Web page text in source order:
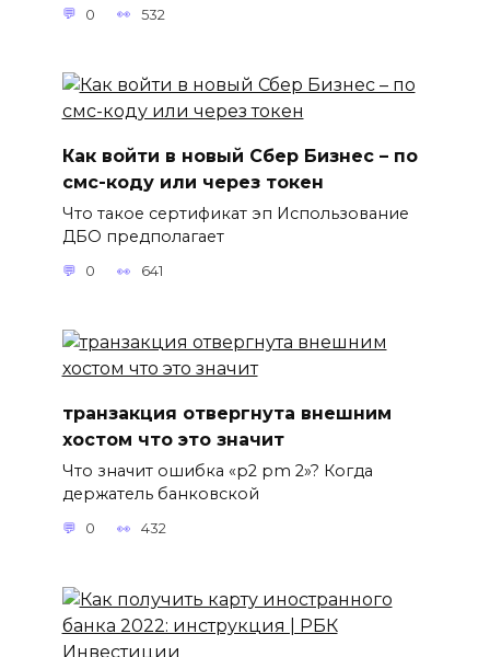
0 532
Как войти в новый Сбер Бизнес – по
смс-коду или через токен
Что такое сертификат эп Использование
ДБО предполагает
0 641
транзакция отвергнута внешним
хостом что это значит
Что значит ошибка «p2 pm 2»? Когда
держатель банковской
0 432